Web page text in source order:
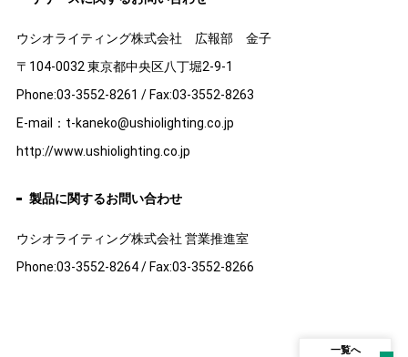
ウシオライティング株式会社 広報部 金子
〒104-0032 東京都中央区八丁堀2-9-1
Phone:03-3552-8261 / Fax:03-3552-8263
E-mail：t-kaneko@ushiolighting.co.jp
http://www.ushiolighting.co.jp
製品に関するお問い合わせ
ウシオライティング株式会社 営業推進室
Phone:03-3552-8264 / Fax:03-3552-8266
一覧へ